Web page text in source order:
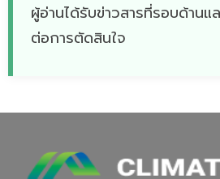
ผู้อ่านได้รับข่าวสารที่รอบด้านแ
ต่อการตัดสินใจ